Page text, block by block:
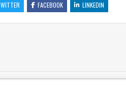
FACEBOOK LINKEDIN